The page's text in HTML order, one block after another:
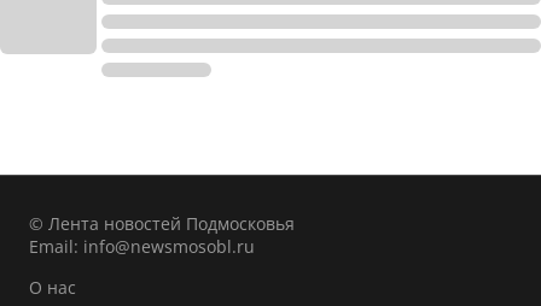
© Лента новостей Подмосковья
Email: info@newsmosobl.ru
О нас